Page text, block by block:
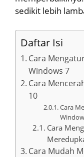
sedikit lebih
Daftar Isi
Cara
Windows 7
Cara
10
Cara
Cara
Cara Mudah